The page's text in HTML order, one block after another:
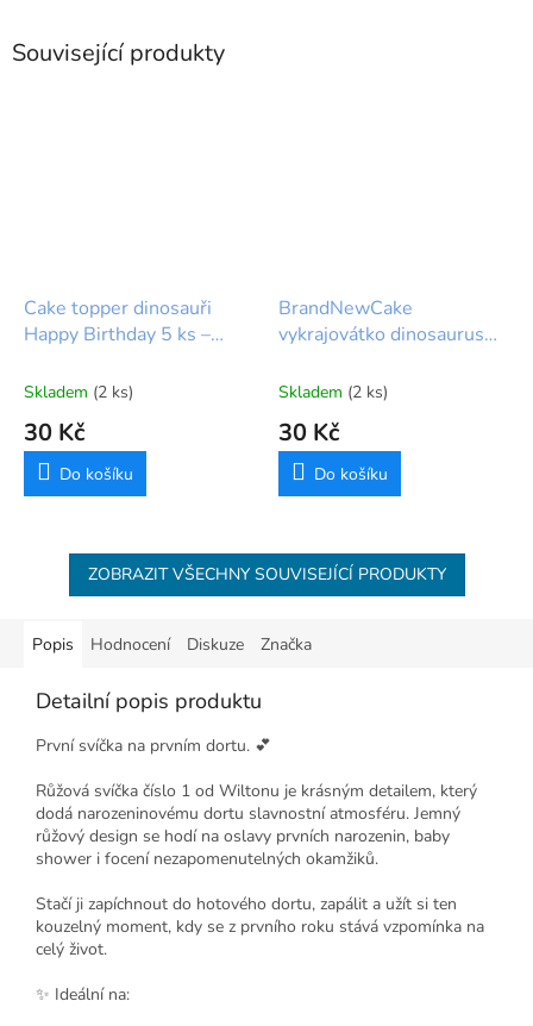
Související produkty
Cake topper dinosauři
Happy Birthday 5 ks –
Skladem (2 ks)
30 Kč
Do košíku
BrandNewCake
vykrajovátko dinosaurus
Skladem (2 ks)
30 Kč
Do košíku
ZOBRAZIT VŠECHNY SOUVISEJÍCÍ PRODUKTY
Popis Hodnocení Diskuze Značka
Detailní popis produktu
První svíčka na prvním dortu. 💕
Růžová svíčka číslo 1 od Wiltonu je krásným detailem, který
dodá narozeninovému dortu slavnostní atmosféru. Jemný
růžový design se hodí na oslavy prvních narozenin, baby
shower i focení nezapomenutelných okamžiků.
Stačí ji zapíchnout do hotového dortu, zapálit a užít si ten
kouzelný moment, kdy se z prvního roku stává vzpomínka na
celý život.
✨ Ideální na: